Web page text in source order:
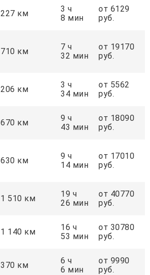
227 км
3 ч
8 мин
от 6129
руб.
710 км
7 ч
32 мин
от 19170
руб.
206 км
3 ч
34 мин
от 5562
руб.
670 км
9 ч
43 мин
от 18090
руб.
630 км
9 ч
14 мин
от 17010
руб.
1 510 км
19 ч
26 мин
от 40770
руб.
1 140 км
16 ч
53 мин
от 30780
руб.
370 км
6 ч
6 мин
от 9990
руб.